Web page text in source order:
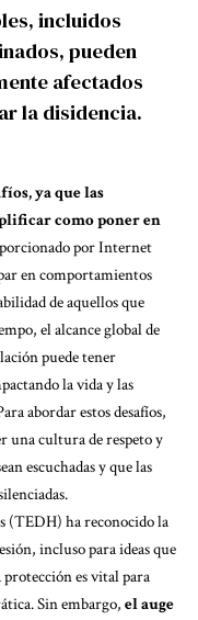
incluidos
pueden
afectados
la disidencia.
ya que las
como poner en
por Internet
en comportamientos
de aquellos que
el alcance global de
puede tener
la vida y las
abordar estos desafíos,
una cultura de respeto y
escuchadas y que las
(TEDH) ha reconocido la
incluso para ideas que
es vital para
Sin embargo, el auge